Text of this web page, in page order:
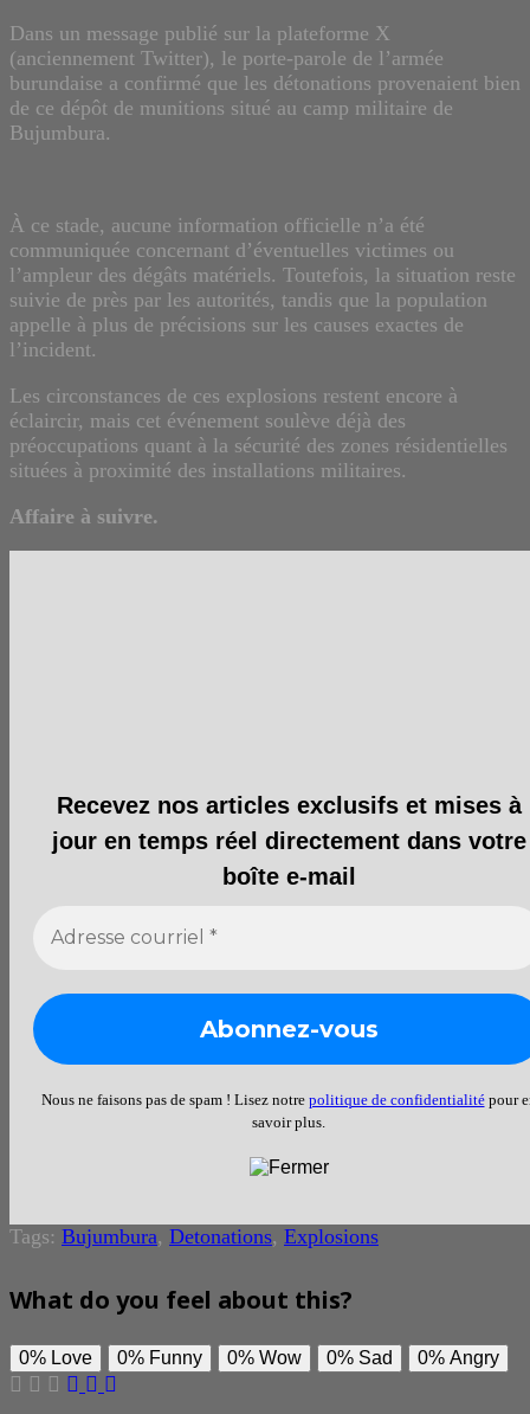
Dans un message publié sur la plateforme X
(anciennement Twitter), le porte-parole de l’armée
burundaise a confirmé que les détonations provenaient bien
de ce dépôt de munitions situé au camp militaire de
Bujumbura.
À ce stade, aucune information officielle n’a été
communiquée concernant d’éventuelles victimes ou
l’ampleur des dégâts matériels. Toutefois, la situation reste
suivie de près par les autorités, tandis que la population
appelle à plus de précisions sur les causes exactes de
l’incident.
Les circonstances de ces explosions restent encore à
éclaircir, mais cet événement soulève déjà des
préoccupations quant à la sécurité des zones résidentielles
situées à proximité des installations militaires.
Affaire à suivre.
Recevez nos articles exclusifs et mises à
jour en temps réel directement dans votre
boîte e-mail
Nous ne faisons pas de spam ! Lisez notre politique de confidentialitépour
savoir plus.
Tags: Bujumbura, Detonations, Explosions
What do you feel about this?
0% Love 0% Funny 0% Wow 0% Sad 0% Angry